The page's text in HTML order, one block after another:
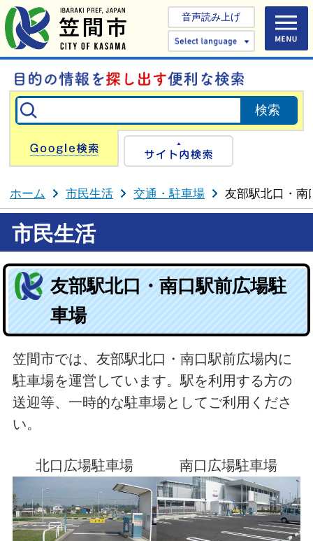
音声読み上げ
Select
Google検索
ホーム 市民生活 交通・駐車場 友部駅北口・南
市民生活
友部駅北口・南口駅前広場駐
車場
笠間市では、友部駅北口・南口駅前広場内に
駐車場を運営しています。駅を利用する方の
送迎等、一時的な駐車場としてご利用くださ
い。
北口広場駐車場 南口広場駐車場